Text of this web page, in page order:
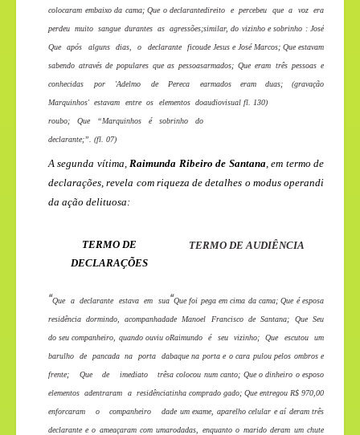
colocaram embaixo da cama; Que o declarante
perdeu muito sangue durantes as agressões;
Que após alguns dias, o declarante ficou
sabendo através de populares que as pessoas
conhecidas por 'Adelmo de Pereca e
Marquinhos' estavam entre os elementos do
roubo; Que “Marquinhos é sobrinho do
declarante;”. (fl. 07)
direito e percebeu que a voz era
similar, do vizinho e sobrinho : José
de Jesus e José Marcos; Que estavam
armados; Que eram três pessoas e
armados eram duas; (gravação
audiovisual fl. 130)
A segunda vítima, Raimunda Ribeiro de Santana, em termo de
declarações, revela com riqueza de detalhes o modus operandi
da ação delituosa:
TERMO DE
DECLARAÇÕES
TERMO DE AUDIÊNCIA
“Que a declarante estava em sua
residência dormindo, acompanhada
do seu companheiro, quando ouviu o
barulho de pancada na porta da
frente; Que de imediato três
elementos adentraram a residência
enforcaram o companheiro da
declarante e o ameaçaram com uma
“Que foi pega em cima da cama; Que é esposa
de Manoel Francisco de Santana; Que Seu
Raimundo é seu vizinho; Que escutou um
baque na porta e o cara pulou pelos ombros e
a colocou num canto; Que o dinheiro o esposo
tinha comprado gado; Que entregou R$ 970,00
de um exame, aparelho celular e aí deram três
rodadas, enquanto o marido deram um chute